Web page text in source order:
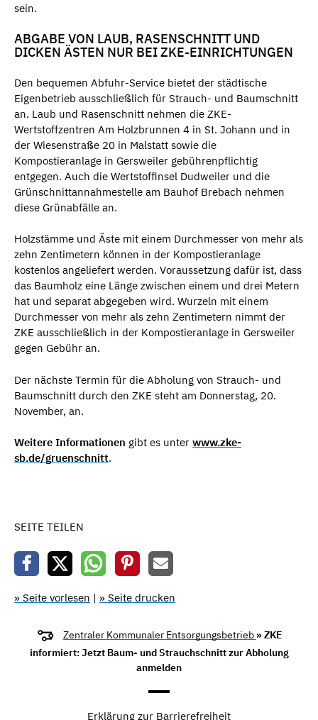
sein.
ABGABE VON LAUB, RASENSCHNITT UND
DICKEN ÄSTEN NUR BEI ZKE-EINRICHTUNGEN
Den bequemen Abfuhr-Service bietet der städtische
Eigenbetrieb ausschließlich für Strauch- und Baumschnitt
an. Laub und Rasenschnitt nehmen die ZKE-
Wertstoffzentren Am Holzbrunnen 4 in St. Johann und in
der Wiesenstraße 20 in Malstatt sowie die
Kompostieranlage in Gersweiler gebührenpflichtig
entgegen. Auch die Wertstoffinsel Dudweiler und die
Grünschnittannahmestelle am Bauhof Brebach nehmen
diese Grünabfälle an.
Holzstämme und Äste mit einem Durchmesser von mehr als
zehn Zentimetern können in der Kompostieranlage
kostenlos angeliefert werden. Voraussetzung dafür ist, dass
das Baumholz eine Länge zwischen einem und drei Metern
hat und separat abgegeben wird. Wurzeln mit einem
Durchmesser von mehr als zehn Zentimetern nimmt der
ZKE ausschließlich in der Kompostieranlage in Gersweiler
gegen Gebühr an.
Der nächste Termin für die Abholung von Strauch- und
Baumschnitt durch den ZKE steht am Donnerstag, 20.
November, an.
Weitere Informationen gibt es unter www.zke-
sb.de/gruenschnitt.
SEITE TEILEN
» Seite vorlesen | » Seite drucken
Zentraler Kommunaler Entsorgungsbetrieb » ZKE
informiert: Jetzt Baum- und Strauchschnitt zur Abholung
anmelden
Erklärung zur Barrierefreiheit